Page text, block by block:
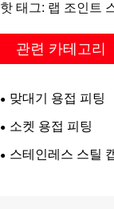
핫 태그: 랩 조인트
관련 카테고리
맞대기 용접 피팅
소켓 용접 피팅
스테인레스 스틸